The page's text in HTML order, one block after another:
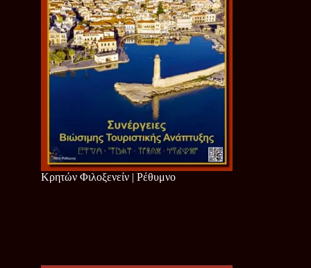
Κρητών Φιλοξενείν | Ρέθυμνο